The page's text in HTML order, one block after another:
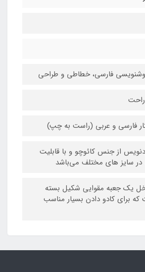
فارسی، خطاطی و طراحی
فارسی و عربی (راست به چپ)
از جنس کائوچو و با قابلیت
سایز های مختلف می‏‌باشد
یک جعبه مقوایی شکیل بسته
برای کادو دادن بسیار مناسب